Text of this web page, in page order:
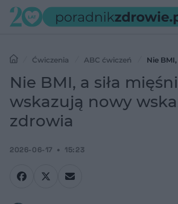
Ćwiczenia ABC ćwiczeń
Nie
wskazują nowy wskaźnik zdrowia
Nie BMI, a siła
wskazują nowy
zdrowia
2026-06-17 15:23